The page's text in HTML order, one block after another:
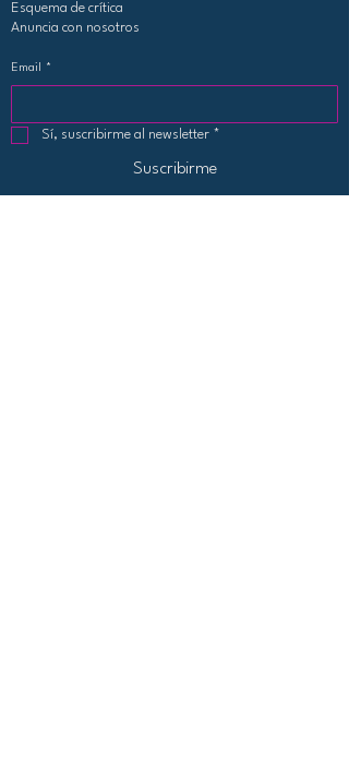
Esquema de crítica
Anuncia con nosotros
Email *
Sí, suscribirme al newsletter *
Suscribirme